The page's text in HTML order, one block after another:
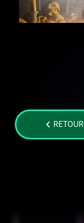
RETOUR